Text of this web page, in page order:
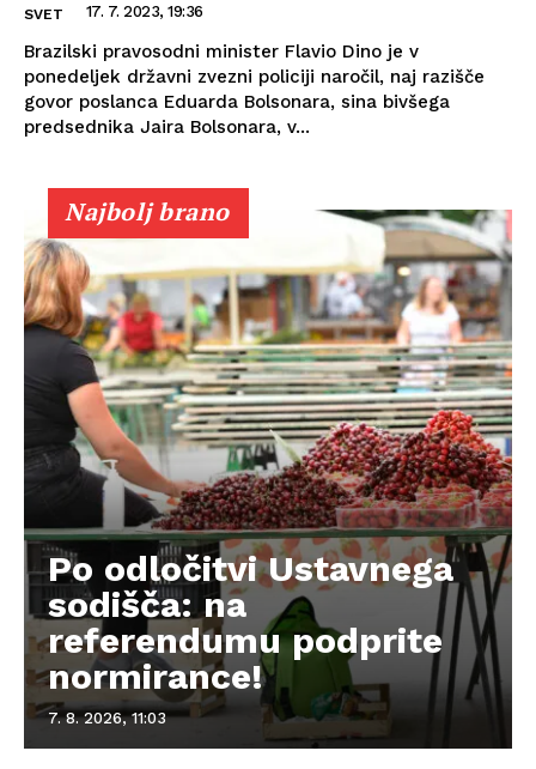
SVET 17. 7. 2023, 19:36
Brazilski pravosodni minister Flavio Dino je v
ponedeljek državni zvezni policiji naročil, naj razišče
govor poslanca Eduarda Bolsonara, sina bivšega
predsednika Jaira Bolsonara, v...
Najbolj brano
Po odločitvi Ustavnega
sodišča: na
referendumu podprite
normirance!
7. 8. 2026, 11:03